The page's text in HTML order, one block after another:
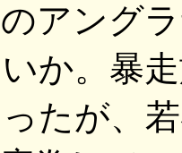
アング
か。暴
たが、